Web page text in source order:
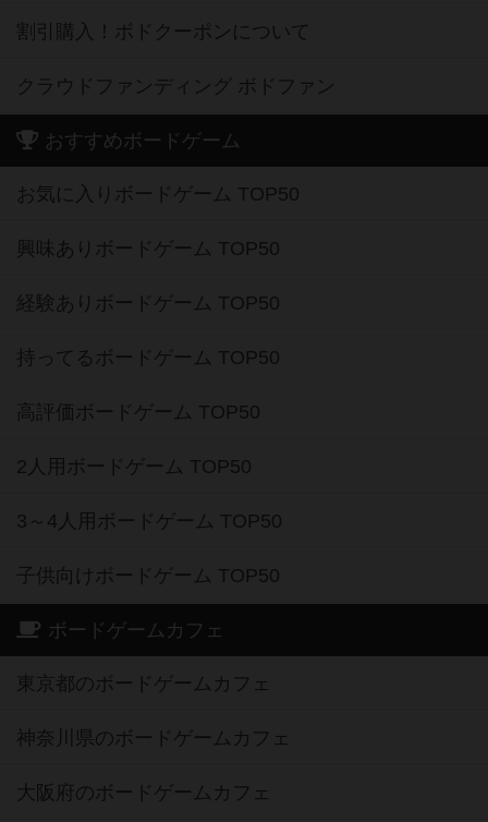
割引購入！ボドクーポンについて
クラウドファンディング ボドファン
おすすめボードゲーム
お気に入りボードゲーム TOP50
興味ありボードゲーム TOP50
経験ありボードゲーム TOP50
持ってるボードゲーム TOP50
高評価ボードゲーム TOP50
2人用ボードゲーム TOP50
3～4人用ボードゲーム TOP50
子供向けボードゲーム TOP50
ボードゲームカフェ
東京都のボードゲームカフェ
神奈川県のボードゲームカフェ
大阪府のボードゲームカフェ